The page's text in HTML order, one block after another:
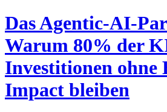
Das Agentic-AI-
Warum 80% der
Investitionen ohne
Impact bleiben